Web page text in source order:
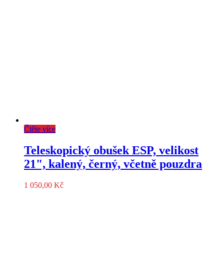
Čtěte více
Teleskopický obušek ESP, velikost
21", kalený, černý, včetně pouzdra
1 050,00 Kč